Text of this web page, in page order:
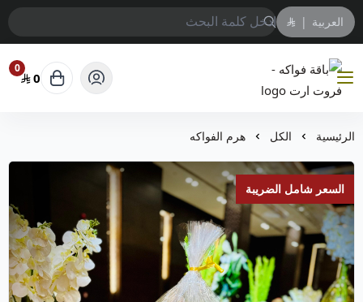
العربية |
باقة فواكه - فروت ارت
0
0
الرئيسية الكل هرم الفواكه
السعر شامل الضريبة